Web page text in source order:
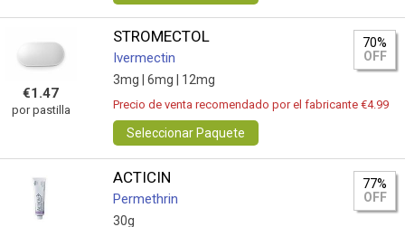
€1.47
por pastilla
STROMECTOL
Ivermectin
3mg | 6mg | 12mg
70%
OFF
Precio de venta recomendado por el fabricante €4.99
Seleccionar Paquete
ACTICIN
Permethrin
30g
77%
OFF